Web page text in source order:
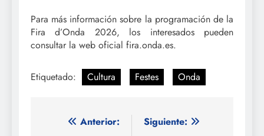
Para más información sobre la programación de la
Fira d’Onda 2026, los interesados pueden
consultar la web oficial fira.onda.es.
Etiquetado: Cultura Festes Onda
Navegación
Anterior:
Siguiente: